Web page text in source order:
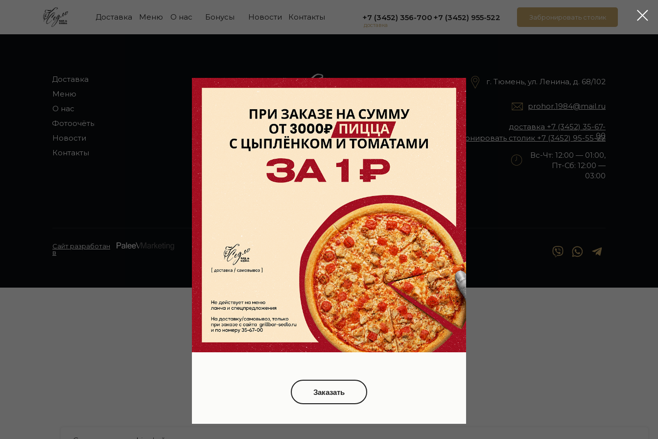
Забронировать столик
Контакты +7 (3452) 356-700 +7 (3452) 955-522
Доставка Новости
Бонусы
О нас
Меню
доставка
г. Тюмень, ул. Ленина, д. 68/102
prohor.1984@mail.ru
забронировать столик +7 (3452) 95-55-22
доставка +7 (3452) 35-67-
00
Вс-Чт: 12:00 — 01:00,
Пт-Сб: 12:00 —
03:00
Сайт разработан
в
© 2022 Grill & Bar «Седло», Все права защищены
Контакты
Доставка
Новости
Фотоочёты
О нас
Меню
ООО Белладжо
ИНН 7203584650
Политика конфиденциальности
Заказать